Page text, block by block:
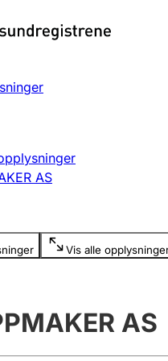
slette
AS
Vis alle
AS